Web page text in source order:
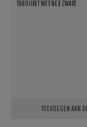
TABOURET WEENER ZWART
TOEVOEGEN AAN